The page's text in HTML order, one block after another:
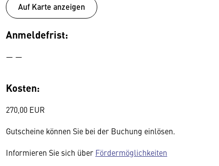
Auf Karte anzeigen
Anmeldefrist:
— —
Kosten:
270,00 EUR
Gutscheine können Sie bei der Buchung einlösen.
Informieren Sie sich über Fördermöglichkeiten